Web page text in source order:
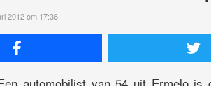
2012 om 17:36